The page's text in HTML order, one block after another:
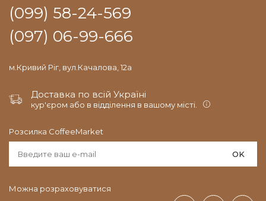
(099) 58-24-569
(097) 06-99-666
м.Кривий Ріг, вул.Качалова, 12а
Доставка по всій Україні
кур'єром або в відділення в вашому місті.
Розсилка CoffeeMarket
OK
Можна розраховуватися